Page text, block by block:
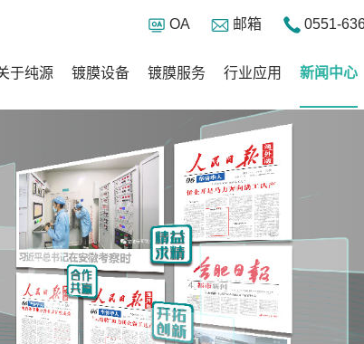
OA 邮箱 0551-
于纯源 镀膜设备 镀膜服务 行业应用 新闻中心